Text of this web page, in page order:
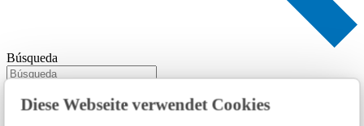
Diese Webseite verwendet Cookies
Búsqueda